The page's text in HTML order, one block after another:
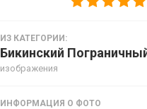
ИЗ КАТЕГОРИИ:
Бикинский
изображения
ИНФОРМАЦИЯ О ФОТО